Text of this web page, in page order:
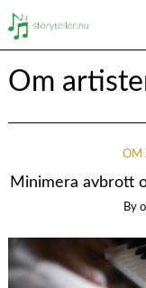
Om
OM
Minimera avbrott
By